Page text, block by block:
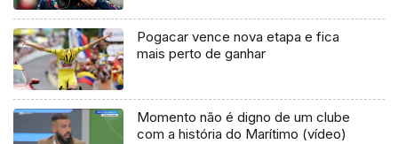
Pogacar vence nova etapa e fica
mais perto de ganhar
Momento não é digno de um clube
com a história do Marítimo (vídeo)